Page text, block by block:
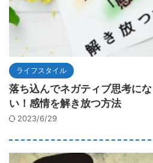
ライフスタイル
落ち込んでネガティブ思考に
い！感情を解き放つ方法
2023/6/29